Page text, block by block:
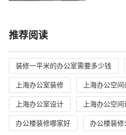
推荐阅读
装修一平米的办公室需要多少钱
上海办公室装修 上海办公空
上海办公室设计 上海办公空
办公楼装修哪家好 办公楼装修